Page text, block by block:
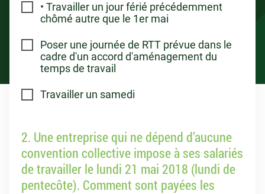
• Travailler un jour férié précédemment
chômé autre que le 1er mai
Poser une journée de RTT prévue dans le
cadre d'un accord d'aménagement du
temps de travail
Travailler un samedi
2. Une entreprise qui ne dépend d’aucune
convention collective impose à ses salariés
de travailler le lundi 21 mai 2018 (lundi de
pentecôte). Comment sont payées les